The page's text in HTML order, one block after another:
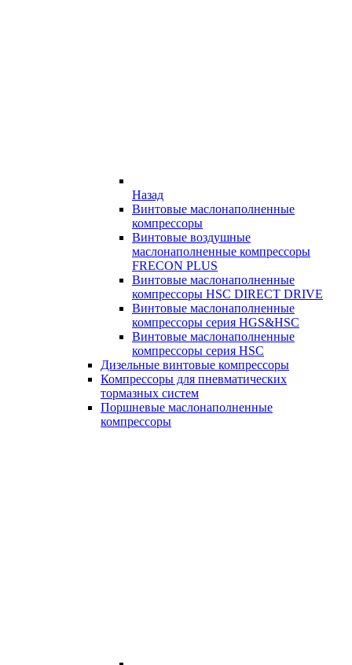
Назад
Винтовые маслонаполненные
компрессоры
Винтовые воздушные
маслонаполненные компрессоры
FRECON PLUS
Винтовые маслонаполненные
компрессоры HSC DIRECT DRIVE
Винтовые маслонаполненные
компрессоры серия HGS&HSC
Винтовые маслонаполненные
компрессоры серия HSC
Дизельные винтовые компрессоры
Компрессоры для пневматических
тормазных систем
Поршневые маслонаполненные
компрессоры